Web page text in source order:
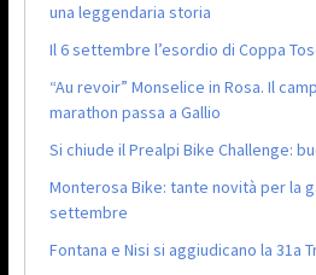
una leggendaria storia
Il 6 settembre l’esordio di Coppa
“Au revoir” Monselice in Rosa. Il
marathon passa a Gallio
Si chiude il Prealpi Bike Challenge:
Monterosa Bike: tante novità per la
settembre
Fontana e Nisi si aggiudicano la 31a